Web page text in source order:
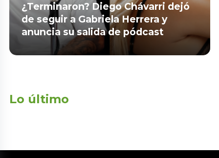
¿Terminaron? Diego Chávarri dejó
de seguir a Gabriela Herrera y
anuncia su salida de pódcast
Lo último